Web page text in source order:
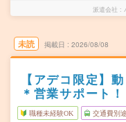
派遣会社
未読 掲載日 2026/08/08
【アデコ限定】
＊営業サポート！
職種未経験OK 交通費別